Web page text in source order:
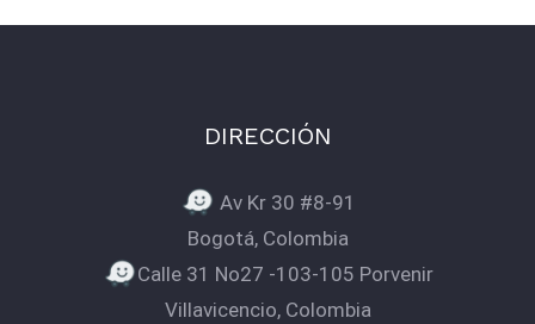
DIRECCIÓN
Av Kr 30 #8-91
Bogotá, Colombia
Calle 31 No27 -103-105 Porvenir
Villavicencio, Colombia